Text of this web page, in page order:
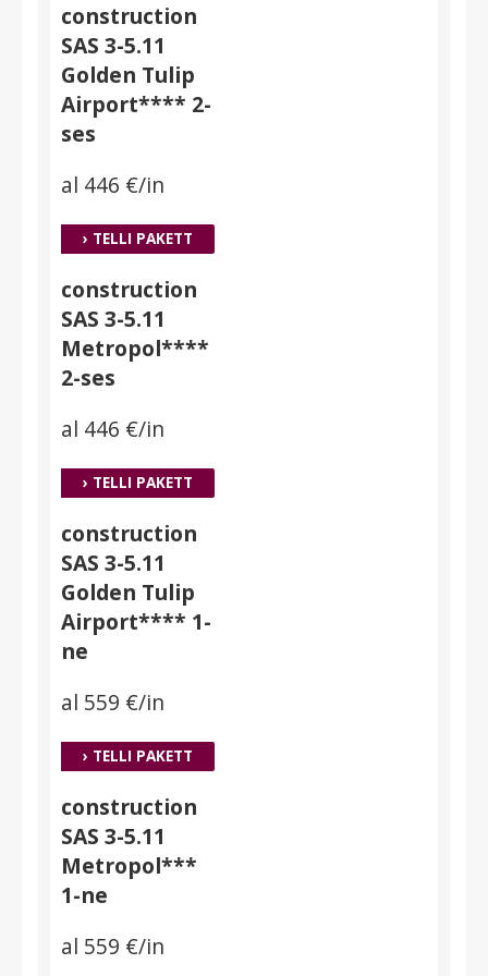
construction
SAS 3-5.11
Golden Tulip
Airport**** 2-
ses
al 446 €/in
› TELLI PAKETT
construction
SAS 3-5.11
Metropol****
2-ses
al 446 €/in
› TELLI PAKETT
construction
SAS 3-5.11
Golden Tulip
Airport**** 1-
ne
al 559 €/in
› TELLI PAKETT
construction
SAS 3-5.11
Metropol***
1-ne
al 559 €/in